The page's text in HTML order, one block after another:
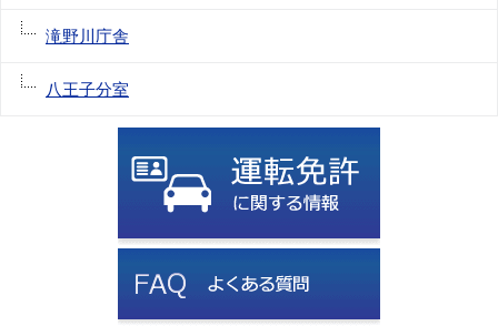
滝野川庁舎
八王子分室